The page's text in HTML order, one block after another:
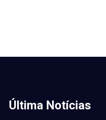
Última Notícias